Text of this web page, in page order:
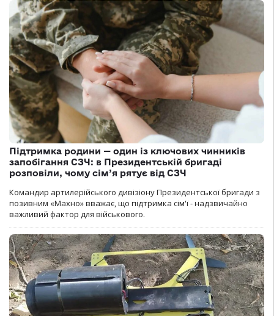
Підтримка родини — один із ключових чинників
запобігання СЗЧ: в Президентській бригаді
розповіли, чому сім’я рятує від СЗЧ
Командир артилерійського дивізіону Президентської бригади з
позивним «Махно» вважає, що підтримка сім'ї - надзвичайно
важливий фактор для військового.